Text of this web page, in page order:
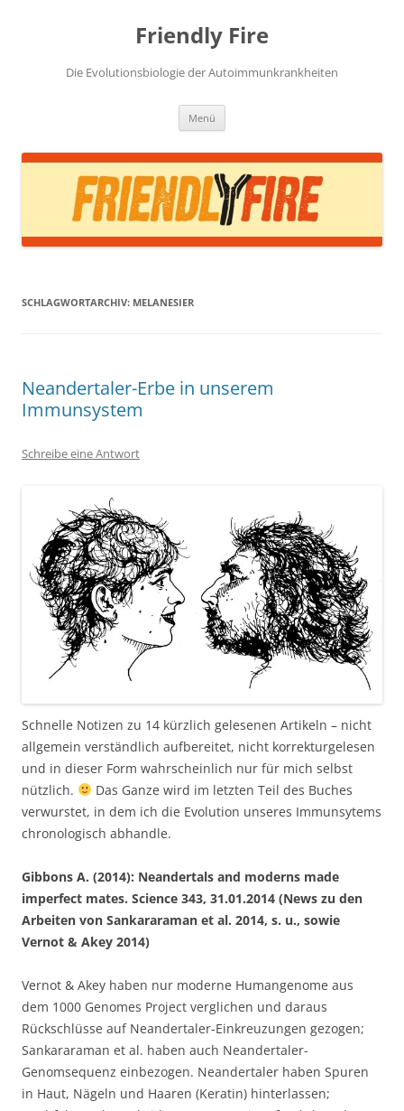
Friendly Fire
Die Evolutionsbiologie der Autoimmunkrankheiten
Menü
SCHLAGWORTARCHIV: MELANESIER
Neandertaler-Erbe in unserem
Immunsystem
Schreibe eine Antwort
Schnelle Notizen zu 14 kürzlich gelesenen Artikeln – nicht
allgemein verständlich aufbereitet, nicht korrekturgelesen
und in dieser Form wahrscheinlich nur für mich selbst
nützlich.
Das Ganze wird im letzten Teil des Buches
verwurstet, in dem ich die Evolution unseres Immunsytems
chronologisch abhandle.
Gibbons A. (2014): Neandertals and moderns made
imperfect mates. Science 343, 31.01.2014 (News zu den
Arbeiten von Sankararaman et al. 2014, s. u., sowie
Vernot & Akey 2014)
Vernot & Akey haben nur moderne Humangenome aus
dem 1000 Genomes Project verglichen und daraus
Rückschlüsse auf Neandertaler-Einkreuzungen gezogen;
Sankararaman et al. haben auch Neandertaler-
Genomsequenz einbezogen. Neandertaler haben Spuren
in Haut, Nägeln und Haaren (Keratin) hinterlassen;